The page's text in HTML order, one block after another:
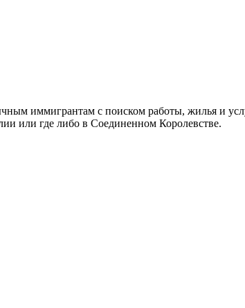
иммигрантам с поиском работы, жилья и
или где либо в Соединенном Королевстве.